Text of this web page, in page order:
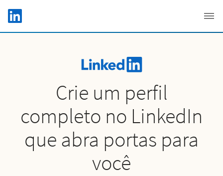
Skip to main content
LinkedIn Logo
Crie um perfil
completo no LinkedIn
que abra portas para
você